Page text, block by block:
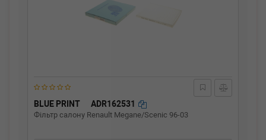
BLUE PRINT ADR162531
Фільтр салону Renault Megane/Scenic 96-03